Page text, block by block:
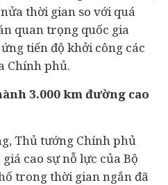
thời gian so với quá
quan trọng quốc gia
tiến độ khởi công các
Chính phủ.
3.000 km đường cao
Thủ tướng Chính phủ
cao sự nỗ lực của Bộ
trong thời gian ngắn đã